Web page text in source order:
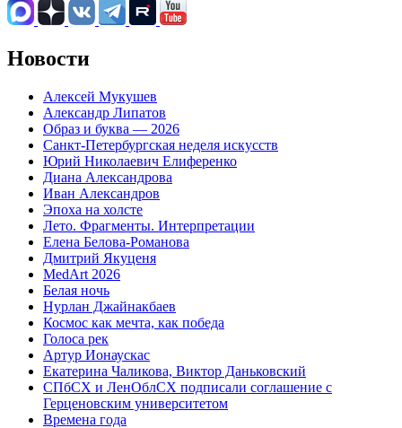
Новости
Алексей Мукушев
Александр Липатов
Образ и буква — 2026
Санкт-Петербургская неделя искусств
Юрий Николаевич Елиференко
Диана Александрова
Иван Александров
Эпоха на холсте
Лето. Фрагменты. Интерпретации
Елена Белова-Романова
Дмитрий Якуценя
MedArt 2026
Белая ночь
Нурлан Джайнакбаев
Космос как мечта, как победа
Голоса рек
Артур Ионаускас
Екатерина Чаликова, Виктор Даньковский
СПбСХ и ЛенОблСХ подписали соглашение с
Герценовским университетом
Времена года